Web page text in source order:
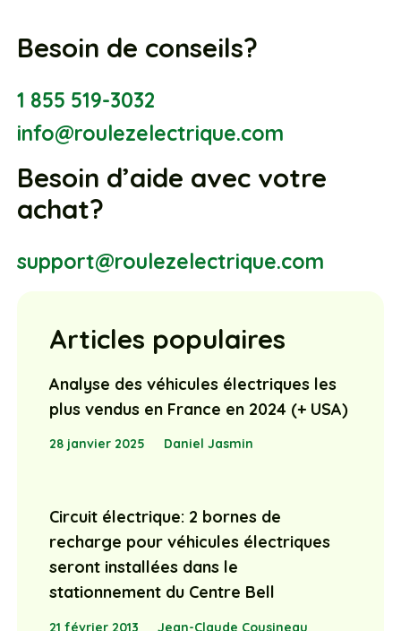
Besoin de conseils?
1 855 519-3032
info@roulezelectrique.com
Besoin d’aide avec votre
achat?
support@roulezelectrique.com
Articles populaires
Analyse des véhicules électriques les
plus vendus en France en 2024 (+ USA)
28 janvier 2025 Daniel Jasmin
Circuit électrique: 2 bornes de
recharge pour véhicules électriques
seront installées dans le
stationnement du Centre Bell
21 février 2013 Jean-Claude Cousineau